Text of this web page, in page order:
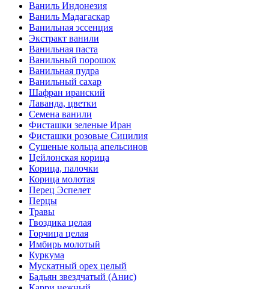
Ваниль Индонезия
Ваниль Мадагаскар
Ванильная эссенция
Экстракт ванили
Ванильная паста
Ванильный порошок
Ванильная пудра
Ванильный сахар
Шафран иранский
Лаванда, цветки
Семена ванили
Фисташки зеленые Иран
Фисташки розовые Сицилия
Сушеные кольца апельсинов
Цейлонская корица
Корица, палочки
Корица молотая
Перец Эспелет
Перцы
Травы
Гвоздика целая
Горчица целая
Имбирь молотый
Куркума
Мускатный орех целый
Бадьян звездчатый (Анис)